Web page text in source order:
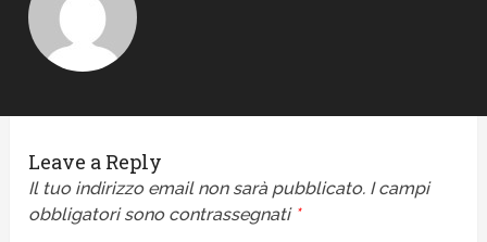
Leave a Reply
Il tuo indirizzo email non sarà pubblicato. I campi
obbligatori sono contrassegnati *